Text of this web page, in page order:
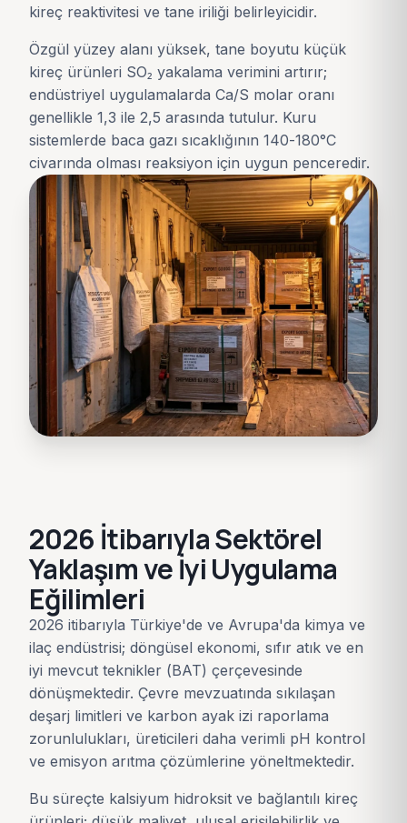
kireç reaktivitesi ve tane iriliği belirleyicidir.
Özgül yüzey alanı yüksek, tane boyutu küçük
kireç ürünleri SO₂ yakalama verimini artırır;
endüstriyel uygulamalarda Ca/S molar oranı
genellikle 1,3 ile 2,5 arasında tutulur. Kuru
sistemlerde baca gazı sıcaklığının 140-180°C
civarında olması reaksiyon için uygun penceredir.
2026 İtibarıyla Sektörel
Yaklaşım ve İyi Uygulama
Eğilimleri
2026 itibarıyla Türkiye'de ve Avrupa'da kimya ve
ilaç endüstrisi; döngüsel ekonomi, sıfır atık ve en
iyi mevcut teknikler (BAT) çerçevesinde
dönüşmektedir. Çevre mevzuatında sıkılaşan
deşarj limitleri ve karbon ayak izi raporlama
zorunlulukları, üreticileri daha verimli pH kontrol
ve emisyon arıtma çözümlerine yöneltmektedir.
Bu süreçte kalsiyum hidroksit ve bağlantılı kireç